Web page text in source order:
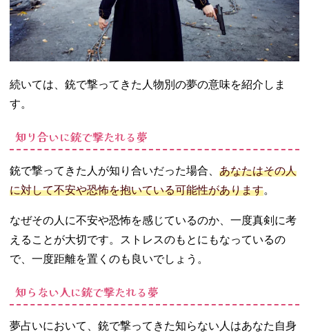
続いては、銃で撃ってきた人物別の夢の意味を紹介しま
す。
知り合いに銃で撃たれる夢
銃で撃ってきた人が知り合いだった場合、 あなたはその人
に対して不安や恐怖を抱いている可能性があります。
なぜその人に不安や恐怖を感じているのか、一度真剣に考
えることが大切です。ストレスのもとにもなっているの
で、一度距離を置くのも良いでしょう。
知らない人に銃で撃たれる夢
夢占いにおいて、銃で撃ってきた知らない人はあなた自身